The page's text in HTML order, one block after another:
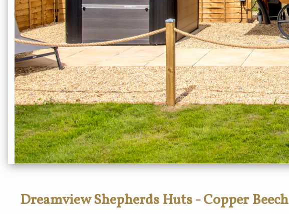
Dreamview Shepherds Huts - Copper Beech